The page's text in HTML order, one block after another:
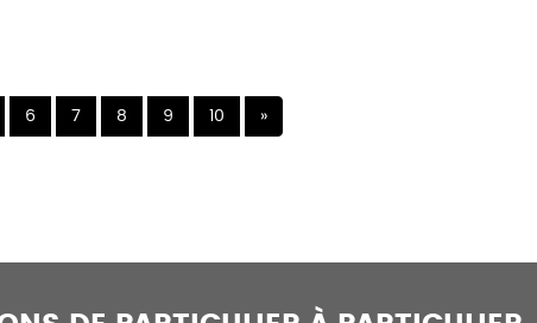
6 7 8 9 10 »Suivant